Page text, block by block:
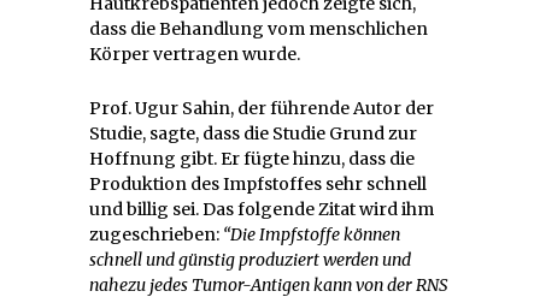
dass die Behandlung vom menschlichen
Körper vertragen wurde.
Prof. Ugur Sahin, der führende Autor der
Studie, sagte, dass die Studie Grund zur
Hoffnung gibt. Er fügte hinzu, dass die
Produktion des Impfstoffes sehr schnell
und billig sei. Das folgende Zitat wird ihm
zugeschrieben: “Die Impfstoffe können
schnell und günstig produziert werden und
nahezu jedes Tumor-Antigen kann von der RNS